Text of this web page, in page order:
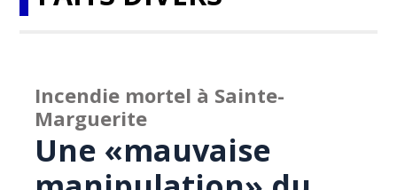
Incendie mortel à Sainte-
Marguerite
Une «mauvaise